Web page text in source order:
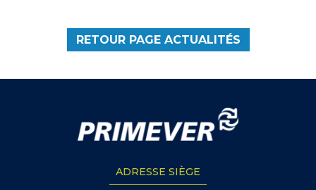
RETOUR PAGE ACTUALITÉS
ADRESSE SIÈGE